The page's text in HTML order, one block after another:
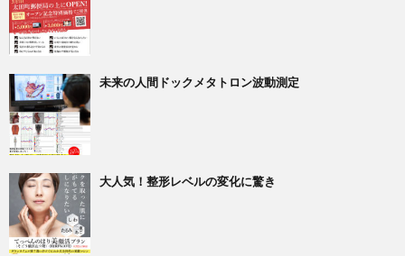
未来の人間ドックメタトロン波動測定
大人気！整形レベルの変化に驚き